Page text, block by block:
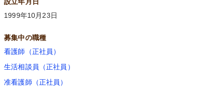
1999年10月23日
募集中の職種
看護師（正社員）
生活相談員（正社員）
准看護師（正社員）